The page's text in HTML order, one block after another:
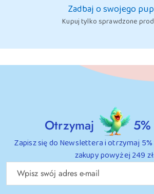
Zadbaj o swojego
Kupuj tylko sprawdzone
Otrzymaj
Zapisz się do Newslettera i otrzymaj
zakupy powyżej 249 zł.